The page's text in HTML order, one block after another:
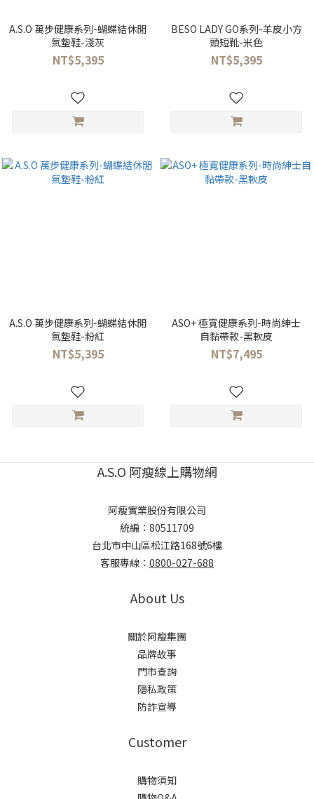
A.S.O 萬步健康系列-蝴蝶結休閒
氣墊鞋-淺灰
NT$5,395
BESO LADY GO系列-羊皮小方
頭短靴-米色
NT$5,395
A.S.O 萬步健康系列-蝴蝶結休閒
氣墊鞋-粉紅
NT$5,395
ASO+ 極寬健康系列-時尚紳士
自黏帶款-黑軟皮
NT$7,495
A.S.O 阿瘦線上購物網
阿瘦實業股份有限公司
統編：80511709
台北市中山區松江路168號6樓
客服專線： 0800-027-688
About Us
關於阿瘦集團
品牌故事
門市查詢
隱私政策
防詐宣導
Customer
購物須知